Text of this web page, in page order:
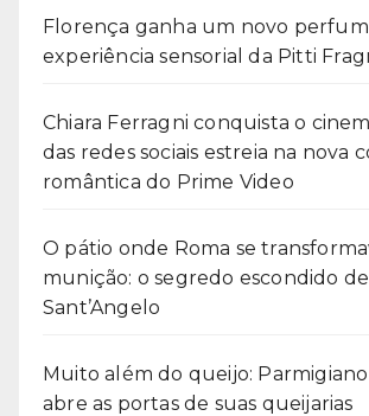
Florença ganha um novo
experiência sensorial da Pitti
Chiara Ferragni conquista o
das redes sociais estreia na nova
romântica do Prime Video
O pátio onde Roma se
munição: o segredo escondido de
Sant’Angelo
Muito além do queijo:
abre as portas de suas queijarias